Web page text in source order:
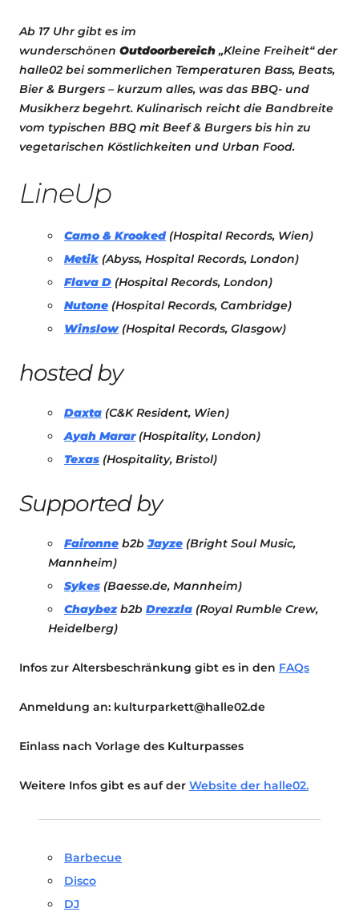
Ab 17 Uhr gibt es im
wunderschönen Outdoorbereich „Kleine Freiheit“ der
halle02 bei sommerlichen Temperaturen Bass, Beats,
Bier & Burgers – kurzum alles, was das BBQ- und
Musikherz begehrt. Kulinarisch reicht die Bandbreite
vom typischen BBQ mit Beef & Burgers bis hin zu
vegetarischen Köstlichkeiten und Urban Food.
LineUp
Camo & Krooked(Hospital Records, Wien)
Metik(Abyss, Hospital Records, London)
Flava D (Hospital Records, London)
Nutone (Hospital Records, Cambridge)
Winslow(Hospital Records, Glasgow)
hosted by
Daxta (C&K Resident, Wien)
Ayah Marar(Hospitality, London)
Texas (Hospitality, Bristol)
Supported by
Faironne b2bJayze (Bright Soul Music,
Mannheim)
Sykes (Baesse.de, Mannheim)
Chaybezb2b Drezzla (Royal Rumble Crew,
Heidelberg)
Infos zur Altersbeschränkung gibt es in den FAQs
Anmeldung an: kulturparkett@halle02.de
Einlass nach Vorlage des Kulturpasses
Weitere Infos gibt es auf der Website der halle02.
Barbecue
Disco
DJ